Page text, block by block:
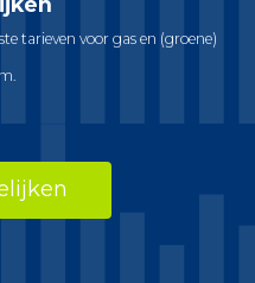
tarieven voor gas en (groene)